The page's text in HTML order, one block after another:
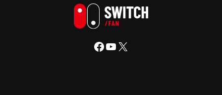
Facebook YouTube X